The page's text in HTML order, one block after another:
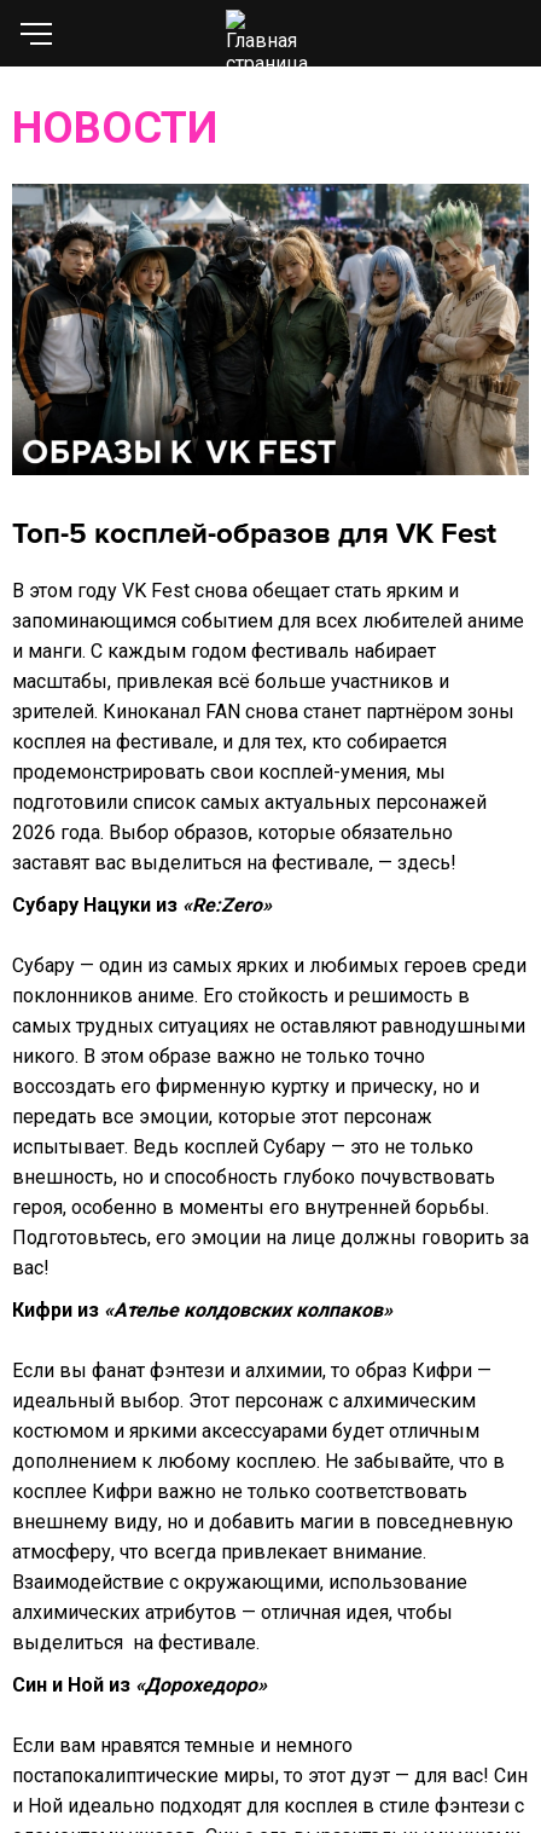
НОВОСТИ
Топ-5 косплей-образов для VK Fest
В этом году VK Fest снова обещает стать ярким и
запоминающимся событием для всех любителей аниме
и манги. С каждым годом фестиваль набирает
масштабы, привлекая всё больше участников и
зрителей. Киноканал FAN снова станет партнёром зоны
косплея на фестивале, и для тех, кто собирается
продемонстрировать свои косплей-умения, мы
подготовили список самых актуальных персонажей
2026 года. Выбор образов, которые обязательно
заставят вас выделиться на фестивале, — здесь!
Субару Нацуки из «Re:Zero»
Субару — один из самых ярких и любимых героев среди
поклонников аниме. Его стойкость и решимость в
самых трудных ситуациях не оставляют равнодушными
никого. В этом образе важно не только точно
воссоздать его фирменную куртку и прическу, но и
передать все эмоции, которые этот персонаж
испытывает. Ведь косплей Субару — это не только
внешность, но и способность глубоко почувствовать
героя, особенно в моменты его внутренней борьбы.
Подготовьтесь, его эмоции на лице должны говорить за
вас!
Кифри из «Ателье колдовских колпаков»
Если вы фанат фэнтези и алхимии, то образ Кифри —
идеальный выбор. Этот персонаж с алхимическим
костюмом и яркими аксессуарами будет отличным
дополнением к любому косплею. Не забывайте, что в
косплее Кифри важно не только соответствовать
внешнему виду, но и добавить магии в повседневную
атмосферу, что всегда привлекает внимание.
Взаимодействие с окружающими, использование
алхимических атрибутов — отличная идея, чтобы
выделиться на фестивале.
Син и Ной из «Дорохедоро»
Если вам нравятся темные и немного
постапокалиптические миры, то этот дуэт — для вас! Син
и Ной идеально подходят для косплея в стиле фэнтези с